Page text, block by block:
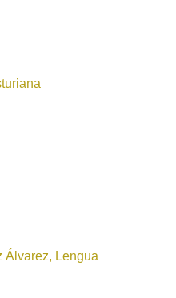
Álvarez, Lengua